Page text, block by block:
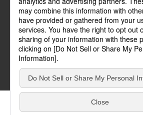
グラビア・写真
モーター誌
SPECIAL
Sublicense
公式SNSア
ント
作家一覧
Keyword
Author list
ぶんか社が運営するサイトでは、利便